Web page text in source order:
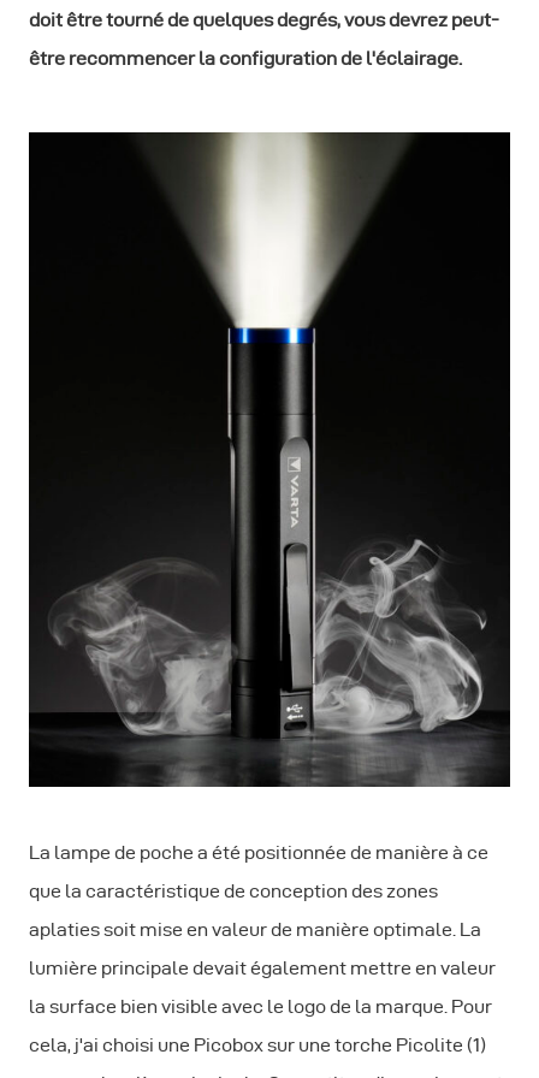
doit être tourné de quelques degrés, vous devrez peut-
être recommencer la configuration de l'éclairage.
La lampe de poche a été positionnée de manière à ce
que la caractéristique de conception des zones
aplaties soit mise en valeur de manière optimale. La
lumière principale devait également mettre en valeur
la surface bien visible avec le logo de la marque. Pour
cela, j'ai choisi une Picobox sur une torche Picolite (1)